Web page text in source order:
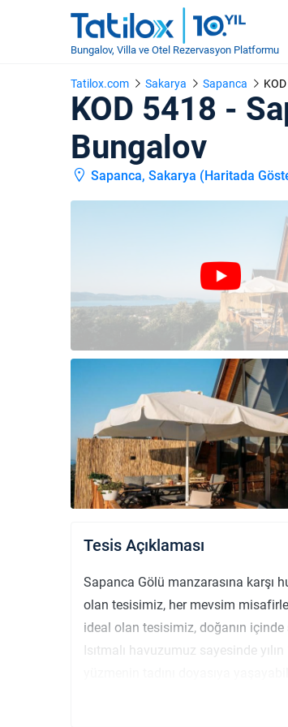
Bungalov, Villa ve Otel Rezervasyon Platformu
Tatilox.com Sakarya Sapanca
KOD 5418 -
Bungalov
Sapanca, Sakarya (Haritada
Tesis Açıklaması
Sapanca Gölü manzarasına karşı
olan tesisimiz, her mevsim
ideal olan tesisimiz, doğanın
Isıtmalı havuzumuz sayesinde
tamamen dinlenmeniz için size